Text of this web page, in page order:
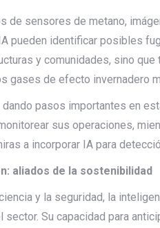
de sensores de metano,
pueden identificar posibles
y comunidades, sino
gases de efecto invernadero
pasos importantes en
sus operaciones,
a incorporar IA para
aliados de la sostenibilidad
y la seguridad, la
Su capacidad para